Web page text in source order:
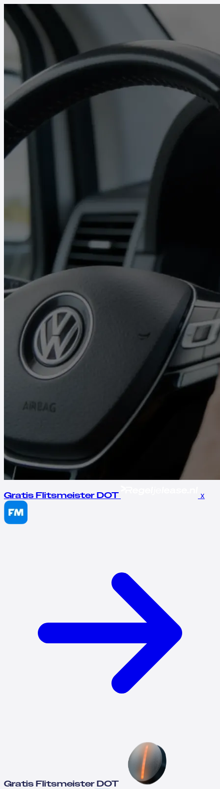
Gratis Flitsmeister DOT x
Gratis Flitsmeister DOT